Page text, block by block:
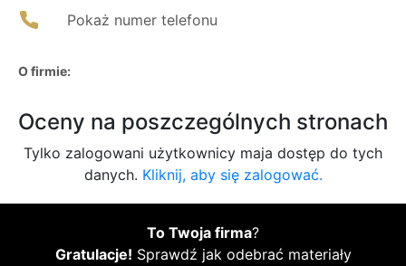
Pokaż numer telefonu
O firmie:
Oceny na poszczególnych stronach
Tylko zalogowani użytkownicy maja dostęp do tych
danych. Kliknij, aby się zalogować.
To Twoja firma?
Gratulacje! Sprawdź jak odebrać materiały